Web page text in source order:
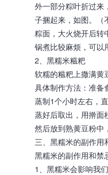
外一部分粽叶折过来
子捆起来，如图。（
粽面，大火烧开后转
锅煮比较麻烦，可以
2、黑糯米糍粑
软糯的糍粑上撒满黄
具体制作方法：准备
蒸制1个小时左右，
蒸好后取出，用擀面
然后放到熟黄豆粉中
三、 黑糯米的副作用
黑糯米的副作用和禁
1、黑糯米会影响我